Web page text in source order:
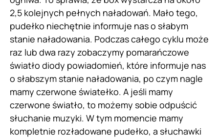
2,5 kolejnych pełnych naładowań. Mało tego,
pudełko niechętnie informuje nas o słabym
stanie naładowania. Podczas całego cyklu może
raz lub dwa razy zobaczymy pomarańczowe
światło diody powiadomień, które informuje nas
o słabszym stanie naładowania, po czym nagle
mamy czerwone światełko. A jeśli mamy
czerwone światło, to możemy sobie odpuścić
słuchanie muzyki. W tym momencie mamy
kompletnie rozładowane pudełko, a słuchawki